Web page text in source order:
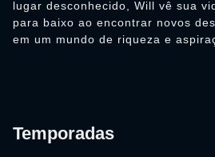
lugar desconhecido, Will vê sua
para baixo ao encontrar novos
em um mundo de riqueza e
Temporadas